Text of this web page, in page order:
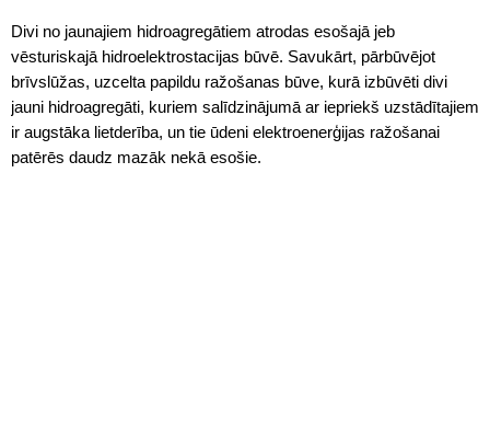
Divi no jaunajiem hidroagregātiem atrodas esošajā jeb
vēsturiskajā hidroelektrostacijas būvē. Savukārt, pārbūvējot
brīvslūžas, uzcelta papildu ražošanas būve, kurā izbūvēti divi
jauni hidroagregāti, kuriem salīdzinājumā ar iepriekš uzstādītajiem
ir augstāka lietderība, un tie ūdeni elektroenerģijas ražošanai
patērēs daudz mazāk nekā esošie.